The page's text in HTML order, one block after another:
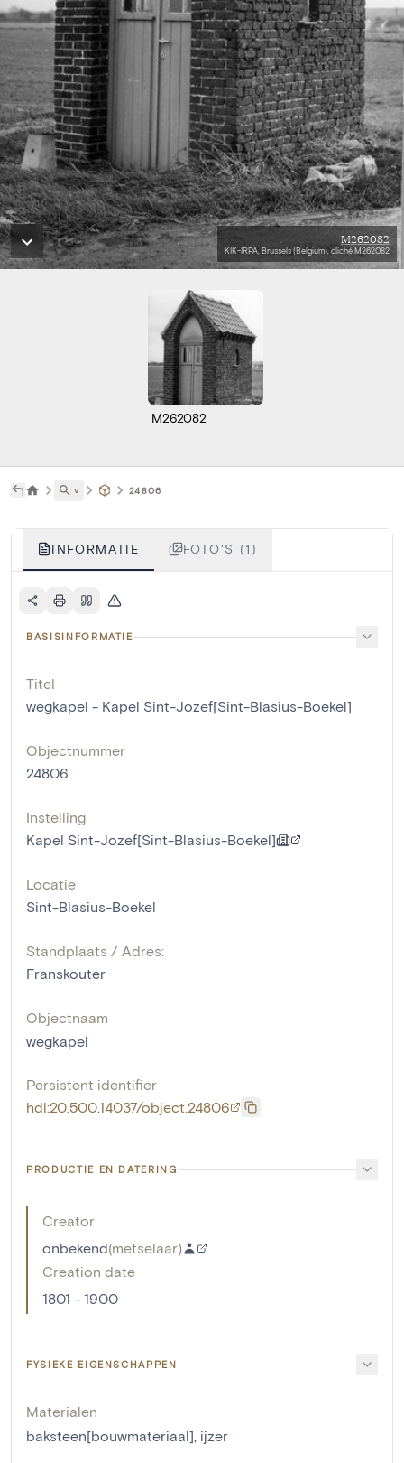
M262082
KIK-IRPA, Brussels (Belgium), cliché M262082
M262082
˅ 24806
INFORMATIE FOTO'S (1)
BASISINFORMATIE
Titel
wegkapel - Kapel Sint-Jozef[Sint-Blasius-Boekel]
Objectnummer
24806
Instelling
Kapel Sint-Jozef[Sint-Blasius-Boekel]
Locatie
Sint-Blasius-Boekel
Standplaats / Adres:
Franskouter
Objectnaam
wegkapel
Persistent identifier
hdl:20.500.14037/object.24806
PRODUCTIE EN DATERING
Creator
onbekend(metselaar)
Creation date
1801 - 1900
FYSIEKE EIGENSCHAPPEN
Materialen
baksteen[bouwmateriaal], ijzer